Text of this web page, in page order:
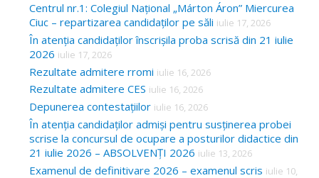
Centrul nr.1: Colegiul Național „Márton Áron” Miercurea
Ciuc – repartizarea candidaților pe săli iulie 17, 2026
În atenția candidaților înscrișila proba scrisă din 21 iulie
2026 iulie 17, 2026
Rezultate admitere rromi iulie 16, 2026
Rezultate admitere CES iulie 16, 2026
Depunerea contestațiilor iulie 16, 2026
În atenția candidaților admiși pentru susținerea probei
scrise la concursul de ocupare a posturilor didactice din
21 iulie 2026 – ABSOLVENȚI 2026 iulie 13, 2026
Examenul de definitivare 2026 – examenul scris iulie 10,